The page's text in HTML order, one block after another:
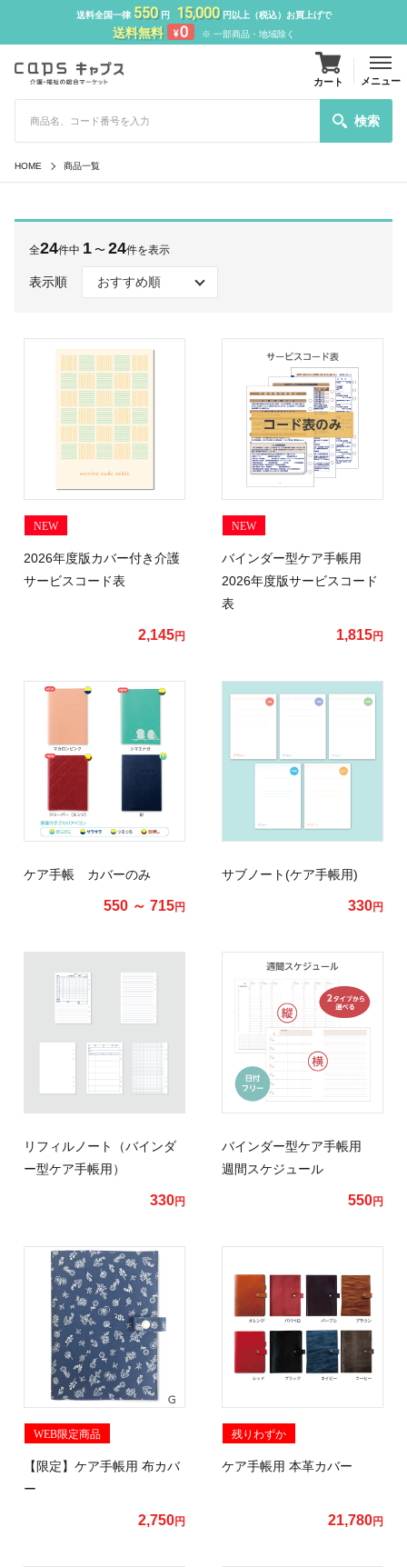
送料全国一律 550円 15,000円以上（税込）お買上げで
送料無料 ¥0 ※ 一部商品・地域除く
検索
カート メニュー
HOME 商品一覧
全24件中 1 〜 24件を表示
表示順
NEW
2026年度版カバー付き介護
サービスコード表
2,145円
NEW
バインダー型ケア手帳用
2026年度版サービスコード
表
1,815円
ケア手帳 カバーのみ
550 ～ 715円
サブノート(ケア手帳用)
330円
リフィルノート（バインダ
ー型ケア手帳用）
330円
バインダー型ケア手帳用
週間スケジュール
550円
WEB限定商品
【限定】ケア手帳用 布カバ
ー
2,750円
残りわずか
ケア手帳用 本革カバー
21,780円